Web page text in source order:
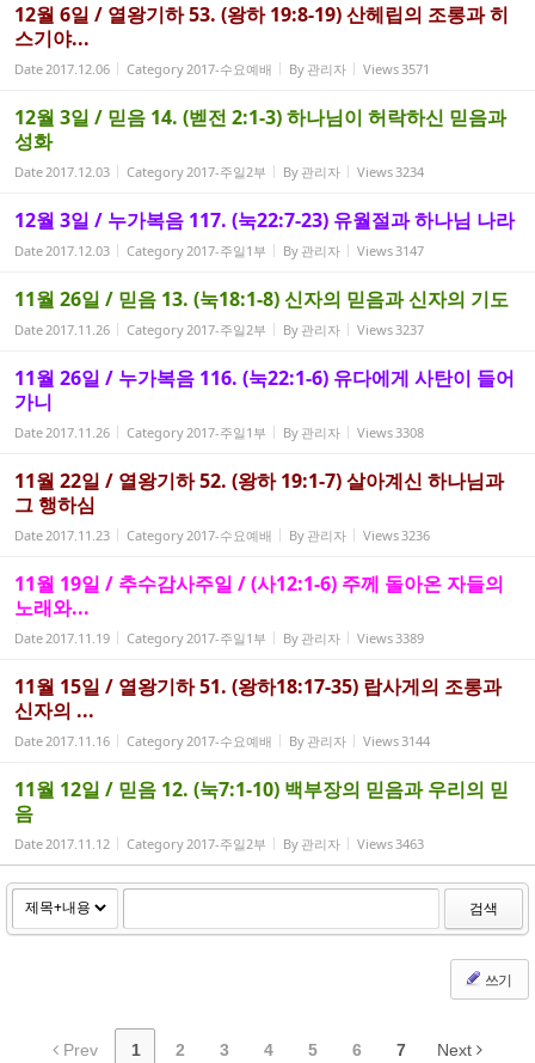
12월 6일 / 열왕기하 53. (왕하 19:8-19) 산헤립의 조롱과 히
스기야...
Date2017.12.06 Category2017-수요예배 By 관리자 Views3571
12월 3일 / 믿음 14. (벧전 2:1-3) 하나님이 허락하신 믿음과
성화
Date2017.12.03 Category2017-주일2부 By 관리자 Views3234
12월 3일 / 누가복음 117. (눅22:7-23) 유월절과 하나님 나라
Date2017.12.03 Category2017-주일1부 By 관리자 Views3147
11월 26일 / 믿음 13. (눅18:1-8) 신자의 믿음과 신자의 기도
Date2017.11.26 Category2017-주일2부 By 관리자 Views3237
11월 26일 / 누가복음 116. (눅22:1-6) 유다에게 사탄이 들어
가니
Date2017.11.26 Category2017-주일1부 By 관리자 Views3308
11월 22일 / 열왕기하 52. (왕하 19:1-7) 살아계신 하나님과
그 행하심
Date2017.11.23 Category2017-수요예배 By 관리자 Views3236
11월 19일 / 추수감사주일 / (사12:1-6) 주께 돌아온 자들의
노래와...
Date2017.11.19 Category2017-주일1부 By 관리자 Views3389
11월 15일 / 열왕기하 51. (왕하18:17-35) 랍사게의 조롱과
신자의 ...
Date2017.11.16 Category2017-수요예배 By 관리자 Views3144
11월 12일 / 믿음 12. (눅7:1-10) 백부장의 믿음과 우리의 믿
음
Date2017.11.12 Category2017-주일2부 By 관리자 Views3463
검색
쓰기
Prev 1 2 3 4 5 6 7 Next